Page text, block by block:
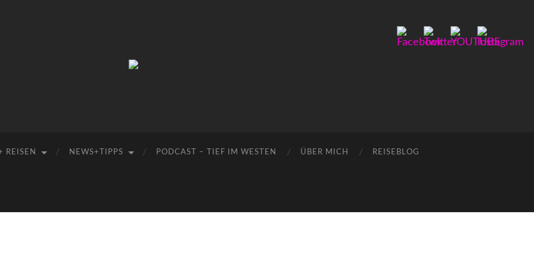
REISEN NEWS+TIPPS PODCAST – TIEF IM WESTEN ÜBER MICH REISEBLOG